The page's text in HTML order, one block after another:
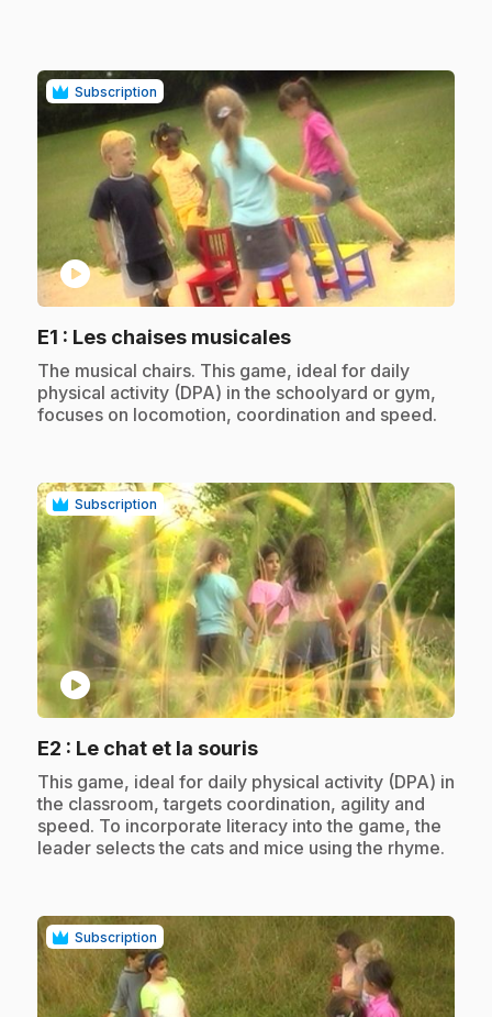
Subscription
play_circle
E1 : Les chaises musicales.
.The musical chairs. This game, ideal for daily
physical activity (DPA) in the schoolyard or gym,
focuses on locomotion, coordination and speed.
Subscription
play_circle
E2 : Le chat et la souris.
.This game, ideal for daily physical activity (DPA) in
the classroom, targets coordination, agility and
speed. To incorporate literacy into the game, the
leader selects the cats and mice using the rhyme.
Subscription